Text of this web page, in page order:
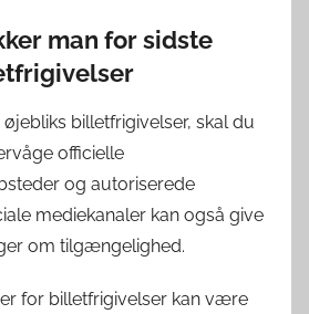
man for sidste
øjebliks billetfrigivelser, skal du
officielle
og autoriserede
mediekanaler kan også give
om tilgængelighed.
for billetfrigivelser kan være